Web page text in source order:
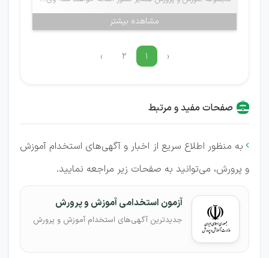
مشاهده بیشتر
‹ ۱ ۲ ›
صفحات مفید و مرتبط
 به منظور اطلاع سریع از اخبار و آگهی‌های استخدام آموزش
و پرورش، می‌توانید به صفحات زیر مراجعه نمایید.
آزمون استخدامی آموزش و پرورش
جدیدترین آگهی‌های استخدام آموزش و پرورش